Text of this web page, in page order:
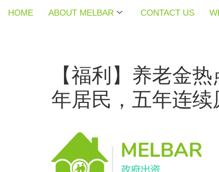
HOME ABOUT MELBAR CONTACT US
HOME ABOUT MELBAR CONTACT US
HOME ABOUT MELBAR CONTACT US
【福利】养老金
年居民，五年连